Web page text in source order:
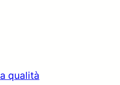
qualità